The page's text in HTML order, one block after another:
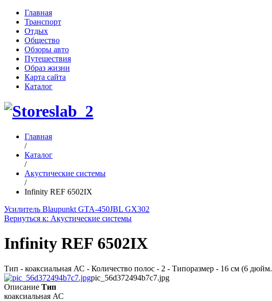
Главная
Транспорт
Отдых
Общество
Обзоры авто
Путешествия
Образ жизни
Карта сайта
Каталог
Главная
/
Каталог
/
Акустические системы
/
Infinity REF 6502IX
Усилитель Blaupunkt GTA-450JBL GX302
Вернуться к: Акустические системы
Infinity REF 6502IX
Тип - коаксиальная АС - Количество полос - 2 - Типоразмер - 16 см (6
pic_56d372494b7c7.jpg
Описание Тип
коаксиальная АС